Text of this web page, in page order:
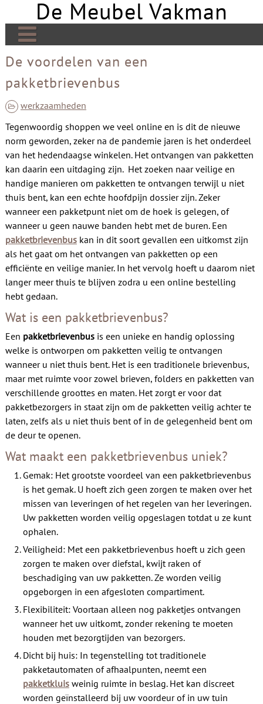
content
De Meubel Vakman
De Meubel Vakman | Meer over design
Banken
Bedden
Tafels
Tv meubels
Kasten
Open haard
Stoelen
Links
Contact
De voordelen van een
pakketbrievenbus
werkzaamheden
Tegenwoordig shoppen we veel online en is dit de nieuwe
norm geworden, zeker na de pandemie jaren is het onderdeel
van het hedendaagse winkelen. Het ontvangen van pakketten
kan daarin een uitdaging zijn. Het zoeken naar veilige en
handige manieren om pakketten te ontvangen terwijl u niet
thuis bent, kan een echte hoofdpijn dossier zijn. Zeker
wanneer een pakketpunt niet om de hoek is gelegen, of
wanneer u geen nauwe banden hebt met de buren. Een
pakketbrievenbuskan in dit soort gevallen een uitkomst zijn
als het gaat om het ontvangen van pakketten op een
efficiënte en veilige manier. In het vervolg hoeft u daarom niet
langer meer thuis te blijven zodra u een online bestelling
hebt gedaan.
Wat is een pakketbrievenbus?
Een pakketbrievenbusis een unieke en handig oplossing
welke is ontworpen om pakketten veilig te ontvangen
wanneer u niet thuis bent. Het is een traditionele brievenbus,
maar met ruimte voor zowel brieven, folders en pakketten van
verschillende groottes en maten. Het zorgt er voor dat
pakketbezorgers in staat zijn om de pakketten veilig achter te
laten, zelfs als u niet thuis bent of in de gelegenheid bent om
de deur te openen.
Wat maakt een pakketbrievenbus uniek?
Gemak: Het grootste voordeel van een pakketbrievenbus
is het gemak. U hoeft zich geen zorgen te maken over het
missen van leveringen of het regelen van her leveringen.
Uw pakketten worden veilig opgeslagen totdat u ze kunt
ophalen.
Veiligheid: Met een pakketbrievenbus hoeft u zich geen
zorgen te maken over diefstal, kwijt raken of
beschadiging van uw pakketten. Ze worden veilig
opgeborgen in een afgesloten compartiment.
Flexibiliteit: Voortaan alleen nog pakketjes ontvangen
wanneer het uw uitkomt, zonder rekening te moeten
houden met bezorgtijden van bezorgers.
Dicht bij huis: In tegenstelling tot traditionele
pakketautomaten of afhaalpunten, neemt een
pakketkluisweinig ruimte in beslag. Het kan discreet
worden geïnstalleerd bij uw voordeur of in uw tuin